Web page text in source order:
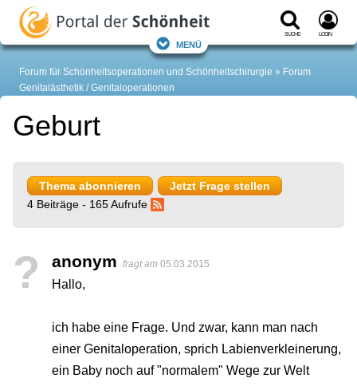
Suche Login
Menü
Forum für Schönheitsoperationen und Schönheitschirurgie
Forum
Genitalästhetik / Genitaloperationen
Geburt
Thema abonnieren
Jetzt Frage stellen
4 Beiträge - 165 Aufrufe
? anonym fragt am 05.03.2015
Hallo,
ich habe eine Frage. Und zwar, kann man nach
einer Genitaloperation, sprich Labienverkleinerung,
ein Baby noch auf "normalem" Wege zur Welt